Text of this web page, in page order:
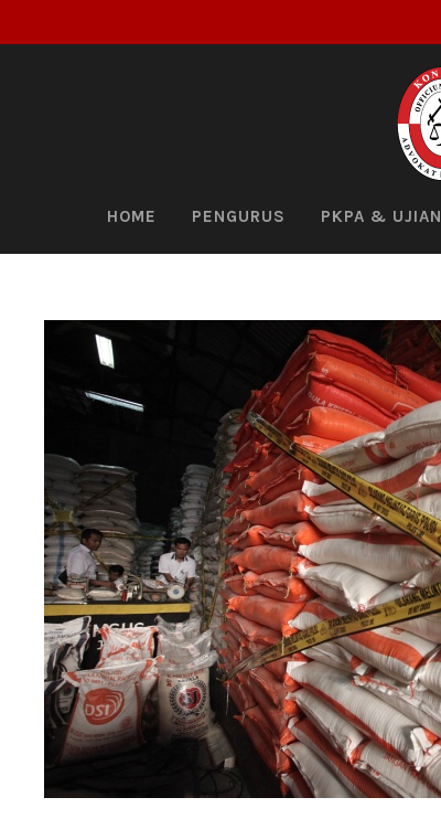
HOME PENGURUS PKPA & UJIAN